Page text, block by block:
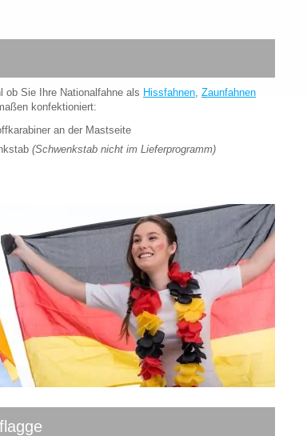
ob Sie Ihre Nationalfahne als Hissfahnen, Zaunfahnen
konfektioniert:
an der Mastseite
(Schwenkstab nicht im Lieferprogramm)